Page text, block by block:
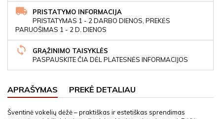
PRISTATYMO INFORMACIJA
PRISTATYMAS 1 - 2 DARBO DIENOS, PREKĖS
PARUOŠIMAS 1 - 2 D. DIENOS
GRĄŽINIMO TAISYKLĖS
PASPAUSKITE ČIA DĖL PLATESNĖS INFORMACIJOS
APRAŠYMAS PREKĖ DETALIAU
Šventinė vokelių dėžė – praktiškas ir estetiškas sprendimas